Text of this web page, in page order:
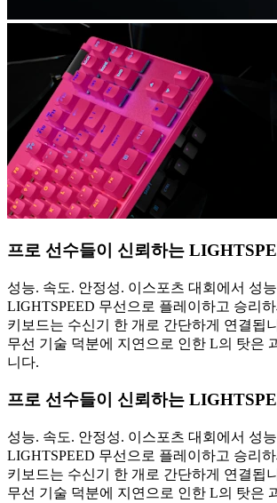
프로 선수들이 신뢰하는
성능. 속도. 안정성. 이스포츠 대회에서 성
LIGHTSPEED 무선으로 플레이하고 승리
키보드는 수신기 한 개로 간단하게 연결됩
무선 기술 덕분에 지연으로 인한 L의 탓은
니다.
프로 선수들이 신뢰하는
성능. 속도. 안정성. 이스포츠 대회에서 성
LIGHTSPEED 무선으로 플레이하고 승리
키보드는 수신기 한 개로 간단하게 연결됩
무선 기술 덕분에 지연으로 인한 L의 탓은